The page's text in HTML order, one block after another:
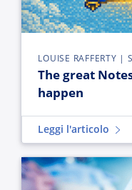
LOUISE RAFFERTY |
The great
happen
Leggi l'articolo
How agentic AI